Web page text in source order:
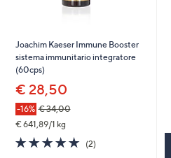
Joachim Kaeser Immune Booster
sistema immunitario integratore
(60cps)
€ 28,50
-16% € 34,00
€ 641,89/1 kg
5.0
of
(2)